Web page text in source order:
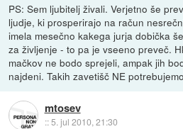
PS: Sem ljubitelj živali. Verjetno še
ljudje, ki prosperirajo na račun
imela mesečno kakega jurja dobička
za življenje - to pa je vseeno preveč.
mačkov ne bodo sprejeli, ampak jih
najdeni. Takih zavetišč NE
mtosev
::5. jul 2010, 21:30